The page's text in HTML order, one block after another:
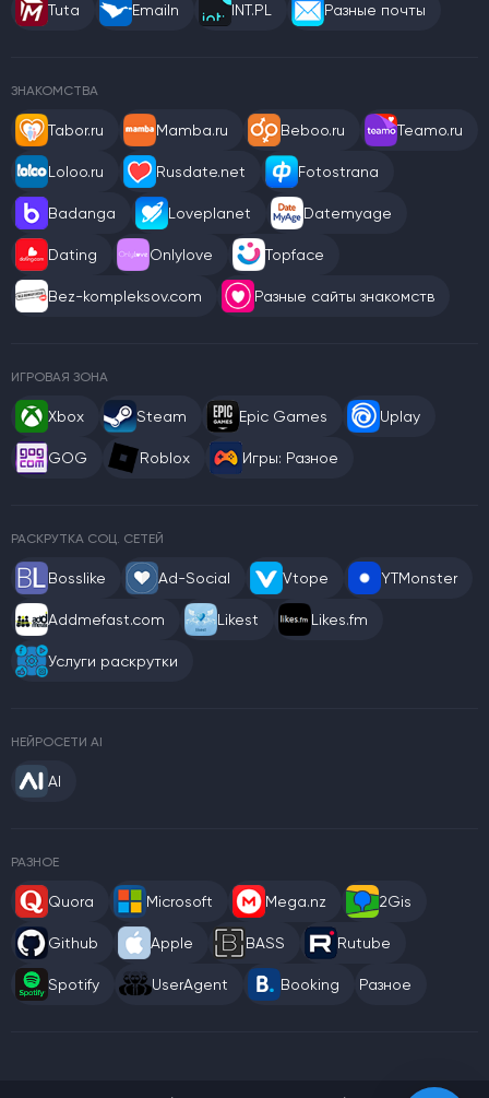
Tuta Emailn INT.PL Разные почты
ЗНАКОМСТВА
Tabor.ru Mamba.ru Beboo.ru Teamo.ru
Loloo.ru Rusdate.net Fotostrana
Badanga Loveplanet Datemyage
Dating Onlylove Topface
Bez-kompleksov.com Разные сайты знакомств
ИГРОВАЯ ЗОНА
Xbox Steam Epic Games Uplay
GOG Roblox Игры: Разное
РАСКРУТКА СОЦ. СЕТЕЙ
Bosslike Ad-Social Vtope YTMonster
Addmefast.com Likest Likes.fm
Услуги раскрутки
НЕЙРОСЕТИ AI
AI
РАЗНОЕ
Quora Microsoft Mega.nz 2Gis
Github Apple BASS Rutube
Spotify UserAgent Booking Разное